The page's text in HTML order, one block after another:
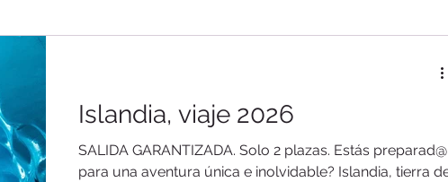
Mongolia Patagonia India Viajes de autor
Islandia, viaje 2026
SALIDA GARANTIZADA. Solo 2 plazas. Estás preparad@
para una aventura única e inolvidable? Islandia, tierra de